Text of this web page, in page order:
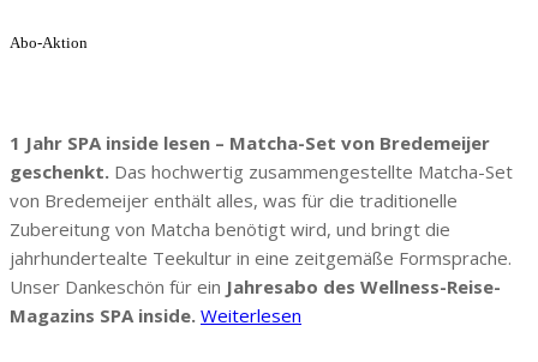
Abo-Aktion
1 Jahr SPA inside lesen – Matcha-Set von Bredemeijer
geschenkt. Das hochwertig zusammengestellte Matcha-Set
von Bredemeijer enthält alles, was für die traditionelle
Zubereitung von Matcha benötigt wird, und bringt die
jahrhundertealte Teekultur in eine zeitgemäße Formsprache.
Unser Dankeschön für ein Jahresabo des Wellness-Reise-
Magazins SPA inside. Weiterlesen